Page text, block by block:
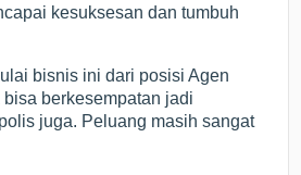
kesuksesan dan tumbuh
bisnis ini dari posisi Agen
berkesempatan jadi
juga. Peluang masih sangat